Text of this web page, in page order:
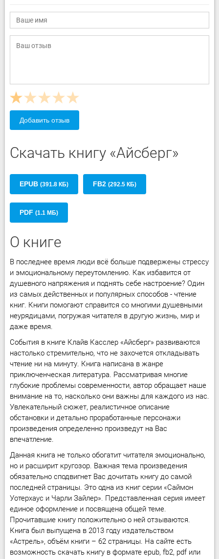
Добавить отзыв
Скачать книгу «Айсберг»
EPUB (391.8 КБ) FB2 (292.5 КБ)
PDF (1.1 МБ)
О книге
В последнее время люди всё больше подвержены стрессу
и эмоциональному переутомлению. Как избавится от
душевного напряжения и поднять себе настроение? Один
из самых действенных и популярных способов - чтение
книг. Книги помогают справится со многими душевными
неурядицами, погружая читателя в другую жизнь, мир и
даже время.
События в книге Клайв Касслер «Айсберг» развиваются
настолько стремительно, что не захочется откладывать
чтение ни на минуту. Книга написана в жанре
приключенческая литература. Рассматривая многие
глубокие проблемы современности, автор обращает наше
внимание на то, насколько они важны для каждого из нас.
Увлекательный сюжет, реалистичное описание
обстановки и детально проработанные персонажи
произведения определенно произведут на Вас
впечатление.
Данная книга не только обогатит читателя эмоционально,
но и расширит кругозор. Важная тема произведения
обязательно сподвигнет Вас дочитать книгу до самой
последней страницы. Это одна из книг серии «Саймон
Уотерхаус и Чарли Зайлер». Представленная серия имеет
единое оформление и посвящена общей теме.
Прочитавшие книгу положительно о ней отзываются.
Книга был выпущена в 2013 году издательством
«Астрель», объём книги – 62 страницы. На сайте есть
возможность скачать книгу в формате epub, fb2, pdf или